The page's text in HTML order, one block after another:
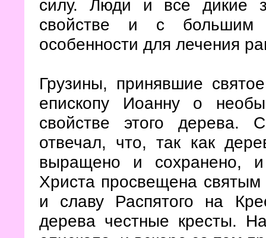
силу. Люди и все дикие
свойстве и с большим
особенности для лечения
Грузины, принявшие
епископу Иоанну о
свойстве этого дерева.
отвечал, что, так как
выращено и сохранено, и
Христа просвещена
и славу Распятого на
дерева честные кресты.